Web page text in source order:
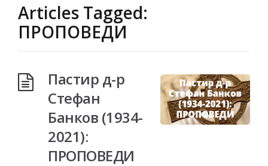
Articles Tagged:
ПРОПОВЕДИ
Пастир д-р
Стефан
Банков (1934-
2021):
ПРОПОВЕДИ